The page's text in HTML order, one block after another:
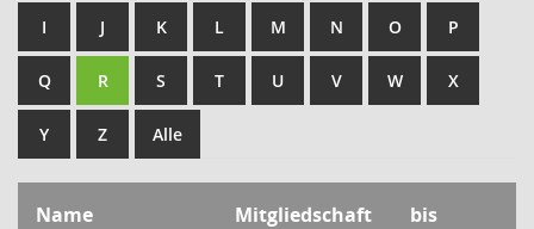
I J K L M N O P
Q R S T U V W X
Y Z Alle
Name Mitgliedschaft bis